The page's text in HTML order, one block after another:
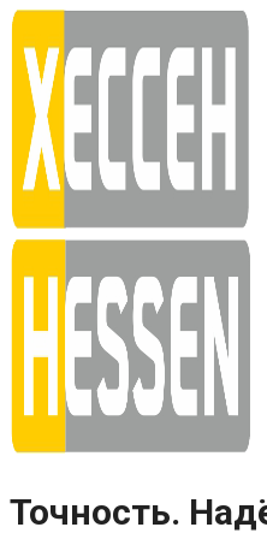
Skip
to
content
Точность.